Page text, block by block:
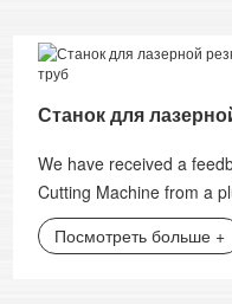
Станок для
We have received a
Cutting Machine from a
Посмотреть больше +